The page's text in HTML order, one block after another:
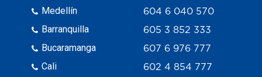
Medellín
Barranquilla
Bucaramanga
Cali
604 6 040 570
605 3 852 333
607 6 976 777
602 4 854 777